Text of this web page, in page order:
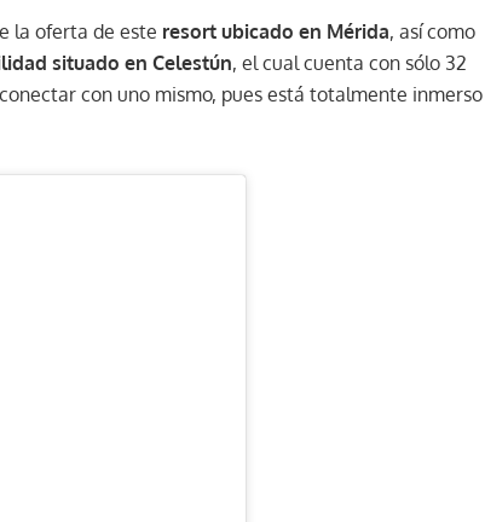
la oferta de este resort ubicado en Mérida, así como
situado en Celestún, el cual cuenta con sólo 32
con uno mismo, pues está totalmente inmerso